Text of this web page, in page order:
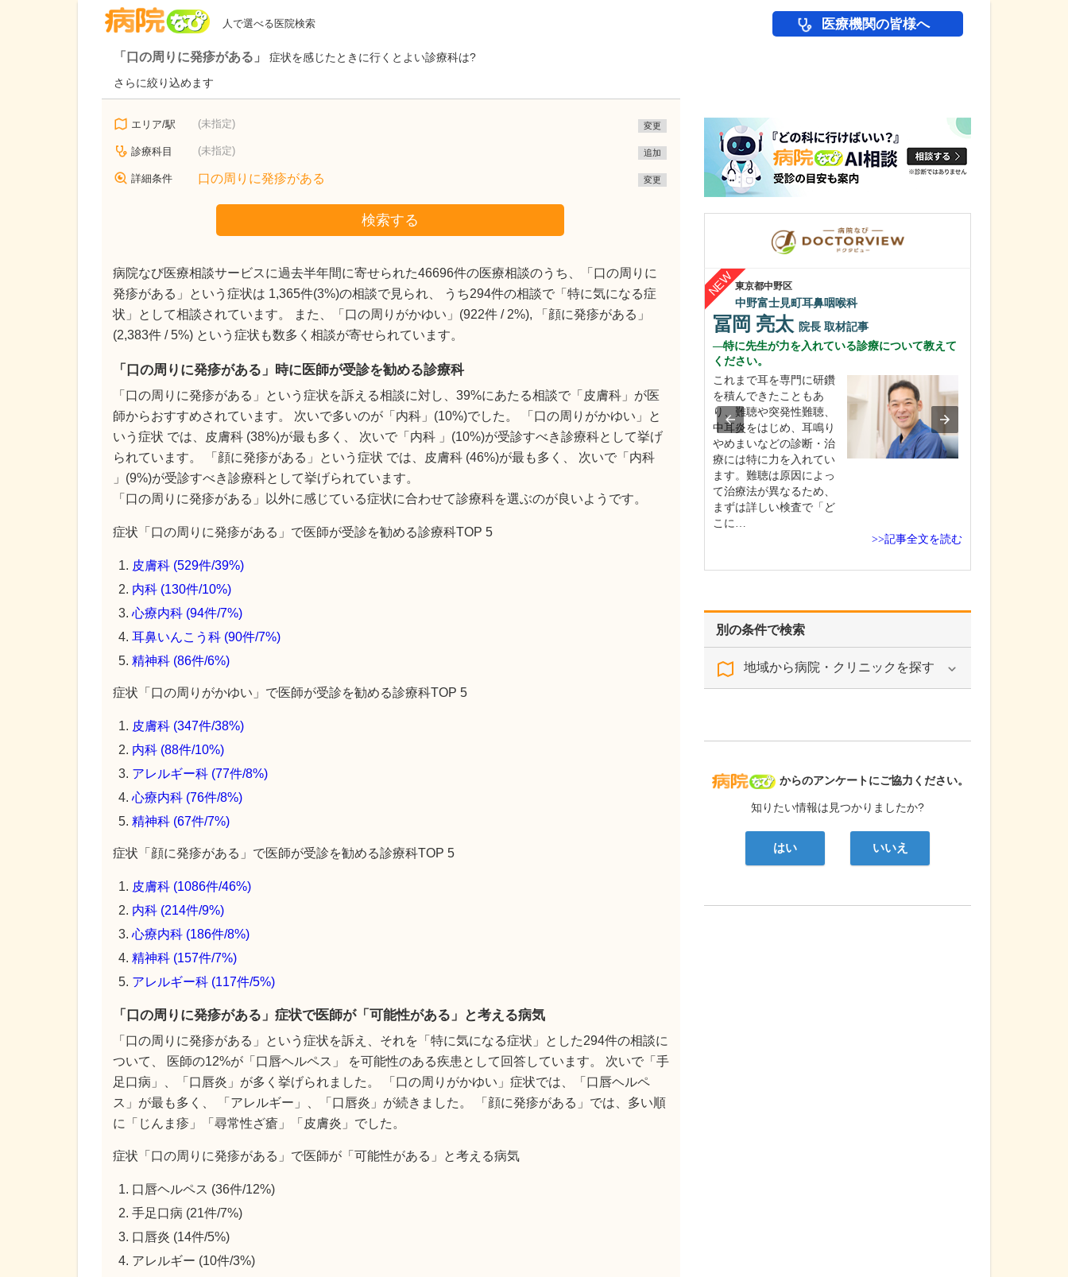
人で選べる医院検索 医療機関の皆様へ
「口の周りに発疹がある」
症状を感じたときに行くとよい診療科は?
さらに絞り込めます
エリア/駅 (未指定) 変更
診療科目 (未指定) 追加
詳細条件 口の周りに発疹がある 変更
検索する
病院なび医療相談サービスに過去半年間に寄せられた46696件の医療相談のうち、「口の周りに
発疹がある」という症状は 1,365件(3%)の相談で見られ、 うち294件の相談で「特に気になる症
状」として相談されています。 また、「口の周りがかゆい」(922件 / 2%), 「顔に発疹がある」
(2,383件 / 5%) という症状も数多く相談が寄せられています。
「口の周りに発疹がある」時に医師が受診を勧める診療科
「口の周りに発疹がある」という症状を訴える相談に対し、39%にあたる相談で「皮膚科」が医
師からおすすめされています。 次いで多いのが「内科」(10%)でした。 「口の周りがかゆい」と
いう症状 では、皮膚科 (38%)が最も多く、 次いで「内科 」(10%)が受診すべき診療科として挙げ
られています。 「顔に発疹がある」という症状 では、皮膚科 (46%)が最も多く、 次いで「内科
」(9%)が受診すべき診療科として挙げられています。
「口の周りに発疹がある」以外に感じている症状に合わせて診療科を選ぶのが良いようです。
症状「口の周りに発疹がある」で医師が受診を勧める診療科TOP 5
皮膚科 (529件/39%)
内科 (130件/10%)
心療内科 (94件/7%)
耳鼻いんこう科 (90件/7%)
精神科 (86件/6%)
症状「口の周りがかゆい」で医師が受診を勧める診療科TOP 5
皮膚科 (347件/38%)
内科 (88件/10%)
アレルギー科 (77件/8%)
心療内科 (76件/8%)
精神科 (67件/7%)
症状「顔に発疹がある」で医師が受診を勧める診療科TOP 5
皮膚科 (1086件/46%)
内科 (214件/9%)
心療内科 (186件/8%)
精神科 (157件/7%)
アレルギー科 (117件/5%)
「口の周りに発疹がある」症状で医師が「可能性がある」と考える病気
「口の周りに発疹がある」という症状を訴え、それを「特に気になる症状」とした294件の相談に
ついて、 医師の12%が「口唇ヘルペス」 を可能性のある疾患として回答しています。 次いで「手
足口病」、「口唇炎」が多く挙げられました。 「口の周りがかゆい」症状では、「口唇ヘルペ
ス」が最も多く、 「アレルギー」、「口唇炎」が続きました。 「顔に発疹がある」では、多い順
に「じんま疹」「尋常性ざ瘡」「皮膚炎」でした。
症状「口の周りに発疹がある」で医師が「可能性がある」と考える病気
口唇ヘルペス (36件/12%)
手足口病 (21件/7%)
口唇炎 (14件/5%)
アレルギー (10件/3%)
別の条件で検索
地域から病院・クリニックを探す
病院なび
からのアンケートにご協力ください。
知りたい情報は見つかりましたか?
はい いいえ
東京都中野区
中野富士見町耳鼻咽喉科
冨岡 亮太 院長 取材記事
特に先生が力を入れている診療について教えて
ください。
これまで耳を専門に研鑽
を積んできたこともあ
り、難聴や突発性難聴、
中耳炎をはじめ、耳鳴り
やめまいなどの診断・治
療には特に力を入れてい
ます。難聴は原因によっ
て治療法が異なるため、
まずは詳しい検査で「ど
こに…
>>記事全文を読む
兵庫県宝塚市
仁川診療所
横山 亮 院長
横山 恵里奈
日々の診療で心がけていることを教えていただ
患者さんとの対話を大切
にしています。診療で
は、患者さんが何でも相
談できるよう話しやすい
雰囲気づくりに努め、何
な希望をお持ちなのかを
す。そのうえで、誠実に